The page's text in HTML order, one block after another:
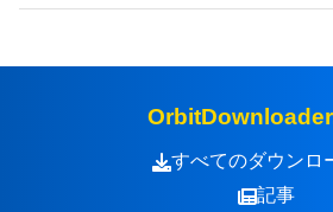
すべてのダウンロ
記事